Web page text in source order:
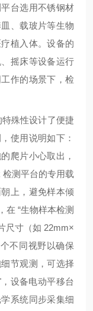
台选用不锈钢材
、载玻片等生物
植入体。设备的
摇床等设备运行
作的场景下，检
殊性设计了便捷
使用说明如下：
爬片小心取出，
测平台的专用载
上，避免样本倾
在 “生物样本检测
尺寸（如 22mm×
不同视野以确保
节观测，可选择
设备电动平移台
系统同步采集细